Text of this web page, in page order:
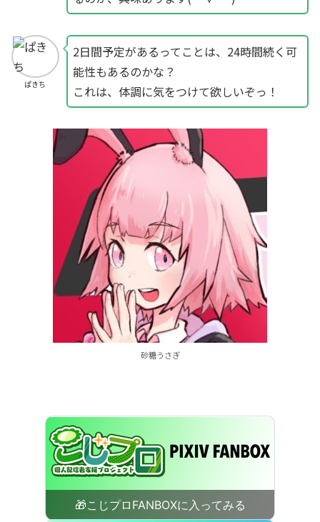
ぱきち
2日間予定があるってことは、24時間続く可
能性もあるのかな？
これは、体調に気をつけて欲しいぞっ！
砂糖うさぎ
🎁こじプロFANBOXに入ってみる